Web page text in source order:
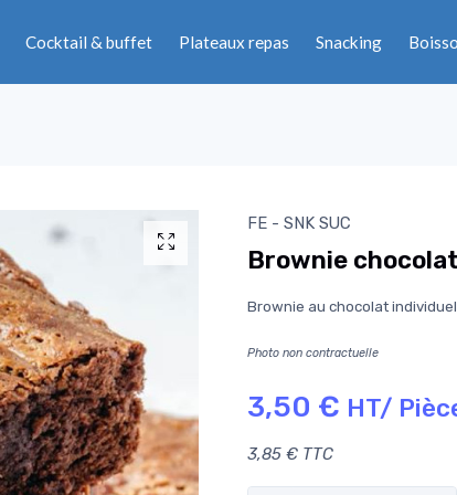
Cocktail & buffet Plateaux repas Snacking
FE - SNK SUC
Brownie
Brownie au chocolat individuel
Photo non contractuelle
3,50 € HT/
3,85 € TTC